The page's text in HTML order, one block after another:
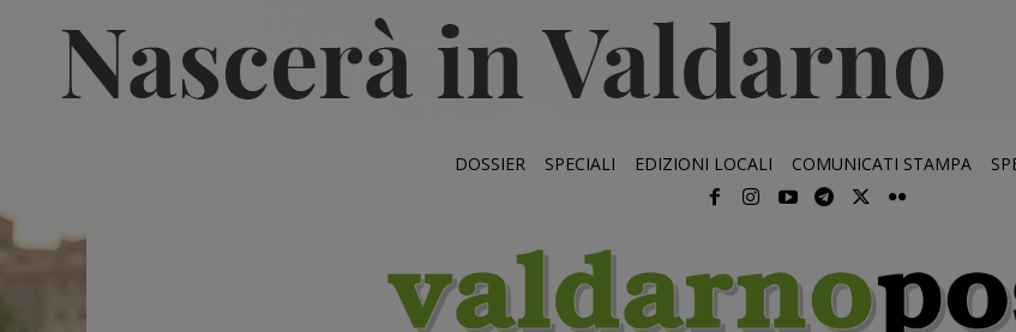
DOSSIER SPECIALI EDIZIONI LOCALI COMUNICATI STAMPA